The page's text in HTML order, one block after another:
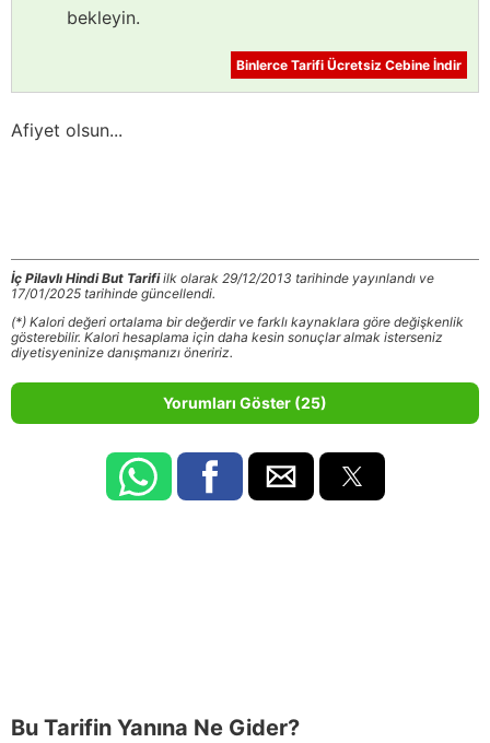
bekleyin.
Binlerce Tarifi Ücretsiz Cebine İndir
Afiyet olsun...
İç Pilavlı Hindi But Tarifiilk olarak 29/12/2013 tarihinde yayınlandı ve
17/01/2025 tarihinde güncellendi.
(*) Kalori değeri ortalama bir değerdir ve farklı kaynaklara göre değişkenlik
gösterebilir. Kalori hesaplama için daha kesin sonuçlar almak isterseniz
diyetisyeninize danışmanızı öneririz.
Yorumları Göster (25)
Bu Tarifin Yanına Ne Gider?